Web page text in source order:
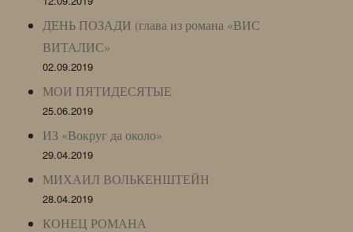
ДЕНЬ ПОЗАДИ (глава из романа «ВИС
ВИТАЛИС»
02.09.2019
МОИ ПЯТИДЕСЯТЫЕ
25.06.2019
ИЗ «Вокруг да около»
29.04.2019
МИХАИЛ ВОЛЬКЕНШТЕЙН
28.04.2019
КОНЕЦ РОМАНА